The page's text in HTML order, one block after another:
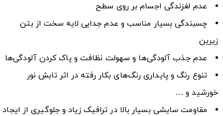
عدم لغزندگی اجسام بر روی سطح
چسبندگی بسیار مناسب و عدم جدایی لایه سخت از بتن
زیرین
عدم جذب آلودگی‌ها و سهولت نظافت و پاک کردن آلودگی‌ها
تنوع رنگ و پایداری رنگ‌های بکار رفته در اثر تابش نور
خورشید و …
مقاومت سایشی بسیار بالا در ترافیک زیاد و جلوگیری از ایجاد